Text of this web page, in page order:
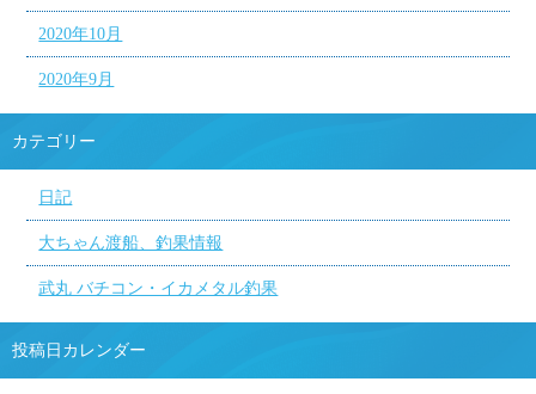
2020年10月
2020年9月
カテゴリー
日記
大ちゃん渡船、釣果情報
武丸 バチコン・イカメタル釣果
投稿日カレンダー